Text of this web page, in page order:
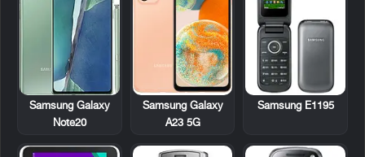
Samsung E1195
Samsung Galaxy
A23 5G
Samsung Galaxy
Note20